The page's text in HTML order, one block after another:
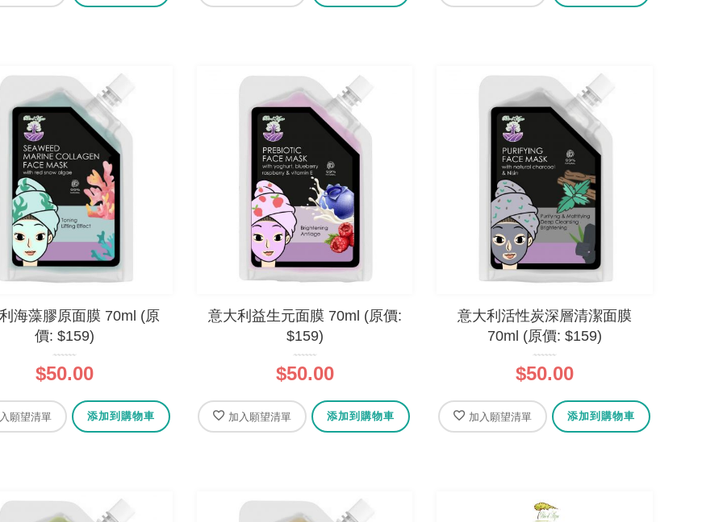
海藻膠原面膜 70ml (原
價: $159)
$50.00
願望清單 添加到購物車
意大利益生元面膜 70ml (原價:
$159)
$50.00
加入願望清單 添加到購物車
意大利活性炭深層清潔面膜
70ml (原價: $159)
$50.00
加入願望清單 添加到購物車